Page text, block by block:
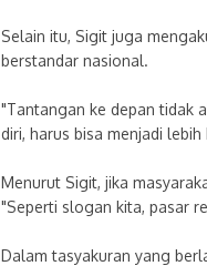
Selain itu, Sigit juga
berstandar nasional.
"Tantangan ke depan tidak
diri, harus bisa menjadi lebih
Menurut Sigit, jika
"Seperti slogan kita, pasar
Dalam tasyakuran yang